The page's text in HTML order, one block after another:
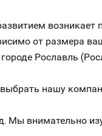
от размера
Рославль
нашу
Мы внимательно